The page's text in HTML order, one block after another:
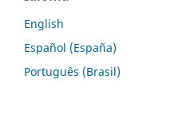
English
Español (España)
Português (Brasil)